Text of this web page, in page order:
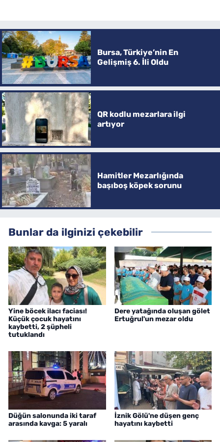
Bursa, Türkiye’nin En
Gelişmiş 6. İli Oldu
QR kodlu mezarlara ilgi
artıyor
Hamitler Mezarlığında
başıboş köpek sorunu
Bunlar da ilginizi çekebilir
Yine böcek ilacı faciası!
Küçük çocuk hayatını
kaybetti, 2 şüpheli
tutuklandı
Dere yatağında oluşan gölet
Ertuğrul'un mezar oldu
Düğün salonunda iki taraf
arasında kavga: 5 yaralı
İznik Gölü'ne düşen genç
hayatını kaybetti